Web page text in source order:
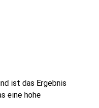
ist das Ergebnis
eine hohe